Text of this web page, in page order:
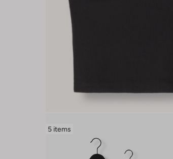
5 items